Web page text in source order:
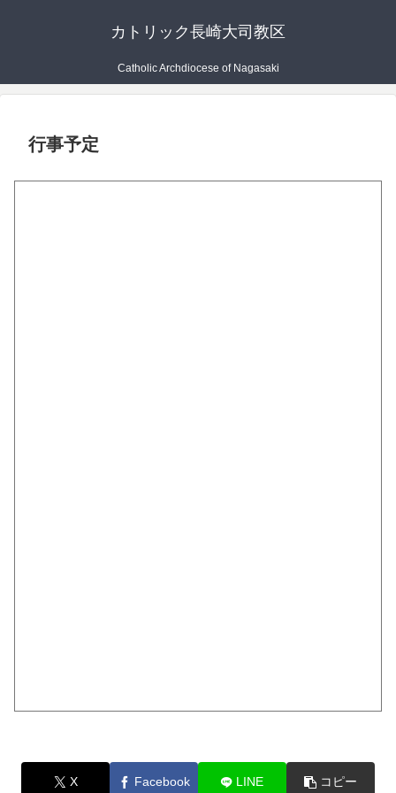
カトリック長崎大司教区
Catholic Archdiocese of Nagasaki
行事予定
X Facebook LINE コピー